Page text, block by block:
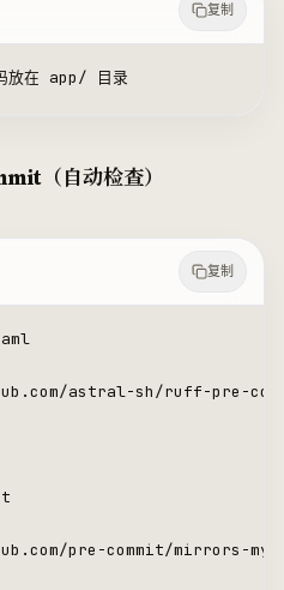
复制
放在 app/ 目录
（自动检查）
复制
/astral-sh/ruff-pre -
/pre -commit/mirrors -